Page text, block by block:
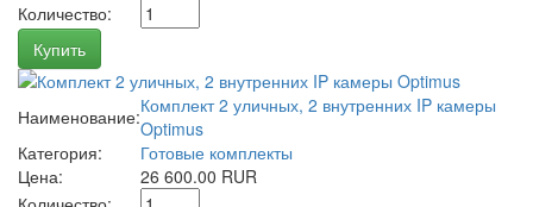
Количество:
Купить
Наименование:Комплект 2 уличных, 2 внутренних IP камеры
Optimus
Категория:
Готовые комплекты
Цена:
26 600.00 RUR